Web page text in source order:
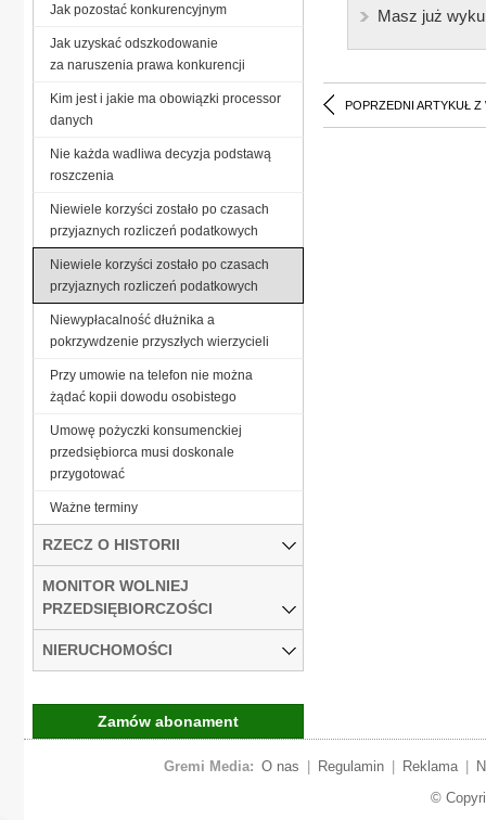
Masz już
POPRZEDNI ARTYKUŁ Z
Jak pozostać konkurencyjnym
Jak uzyskać odszkodowanie
za naruszenia prawa konkurencji
Kim jest i jakie ma obowiązki processor
danych
Nie każda wadliwa decyzja podstawą
roszczenia
Niewiele korzyści zostało po czasach
przyjaznych rozliczeń podatkowych
Niewiele korzyści zostało po czasach
przyjaznych rozliczeń podatkowych
Niewypłacalność dłużnika a
pokrzywdzenie przyszłych wierzycieli
Przy umowie na telefon nie można
żądać kopii dowodu osobistego
Umowę pożyczki konsumenckiej
przedsiębiorca musi doskonale
przygotować
Ważne terminy
RZECZ O HISTORII
MONITOR WOLNIEJ
PRZEDSIĘBIORCZOŚCI
NIERUCHOMOŚCI
Zamów abonament
Gremi Media: O nas Regulamin Reklama
©